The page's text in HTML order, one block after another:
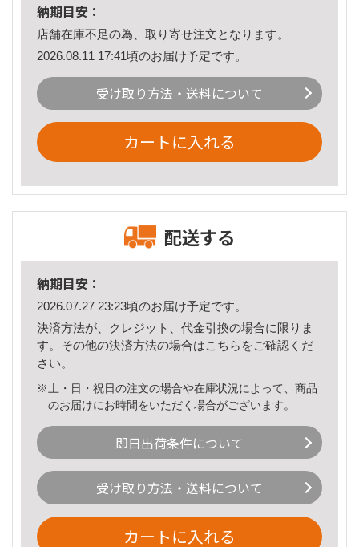
納期目安：
店舗在庫不足の為、取り寄せ注文となります。
2026.08.11 17:41頃のお届け予定です。
受け取り方法・送料について
カートに入れる
配送する
納期目安：
2026.07.27 23:23頃のお届け予定です。
決済方法が、クレジット、代金引換の場合に限りま
す。その他の決済方法の場合はこちら をご確認くだ
さい。
※土・日・祝日の注文の場合や在庫状況によって、商品
のお届けにお時間をいただく場合がございます。
即日出荷条件について
受け取り方法・送料について
カートに入れる